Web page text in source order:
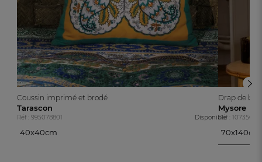
Coussin imprimé et brodé
Tarascon
Réf : 995078801 Disponible
40x40cm
Drap de
Mysore
Réf :
70x140cm